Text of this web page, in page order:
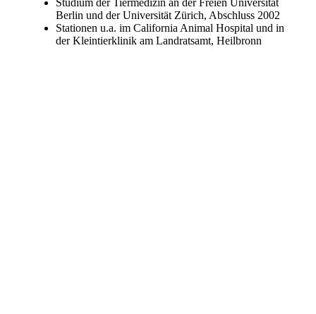
Studium der Tiermedizin an der Freien Universität
Berlin und der Universität Zürich, Abschluss 2002
Stationen u.a. im California Animal Hospital und in
der Kleintierklinik am Landratsamt, Heilbronn